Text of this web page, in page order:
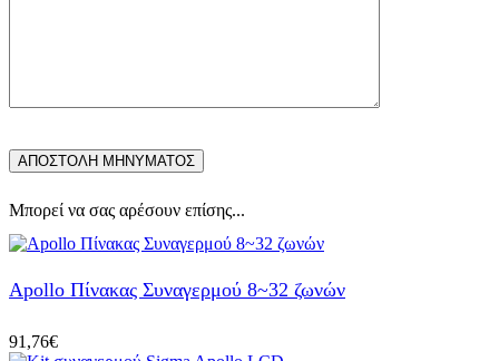
Μπορεί να σας αρέσουν επίσης...
Apollo Πίνακας Συναγερμού 8~32 ζωνών
91,76€